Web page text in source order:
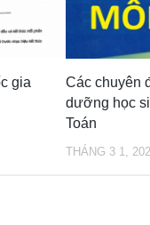
gia
Các chuyên
dưỡng học
Toán
THÁNG 3 1,